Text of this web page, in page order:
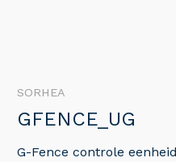
SORHEA
GFENCE_UG
G-Fence controle